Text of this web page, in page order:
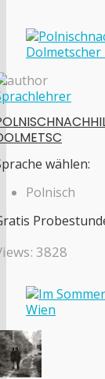
wählen:
Polnisch
3828